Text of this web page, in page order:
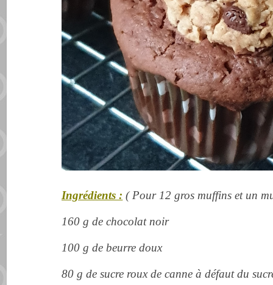
Ingrédients : ( Pour 12 gros muffins et un
160 g de chocolat noir
100 g de beurre doux
80 g de sucre roux de canne àdéfautdu